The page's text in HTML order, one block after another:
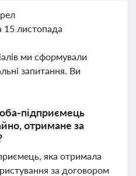
15 листопада
ми сформували
запитання. Ви
підприємець
отримане за
яка отримала
за договором